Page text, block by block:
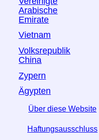
Arabische
Emirate
Vietnam
Volksrepublik
China
Zypern
Ägypten
Über diese Website
Haftungsausschluss